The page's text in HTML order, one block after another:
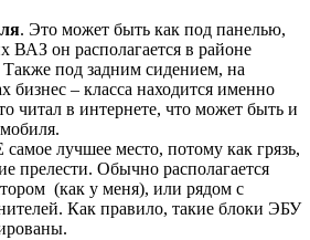
. Это может быть как под панелью,
ВАЗ он располагается в районе
Также под задним сидением, на
бизнес – класса находится именно
читал в интернете, что может быть и
лучшее место, потому как грязь,
прелести. Обычно располагается
(как у меня), или рядом с
Как правило, такие блоки ЭБУ